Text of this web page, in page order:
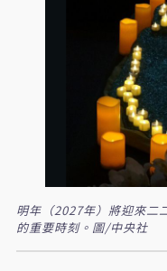
明年（2027年）將迎來二
的重要時刻。圖/中央社